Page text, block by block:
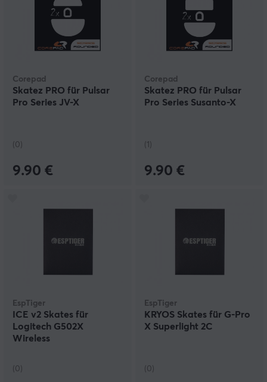
Corepad
Skatez PRO für Pulsar
Pro Series JV-X
(0)
9.90 €
Corepad
Skatez PRO für Pulsar
Pro Series Susanto-X
(1)
9.90 €
EspTiger
ICE v2 Skates für
Logitech G502X
Wireless
(0)
EspTiger
KRYOS Skates für G-Pro
X Superlight 2C
(0)